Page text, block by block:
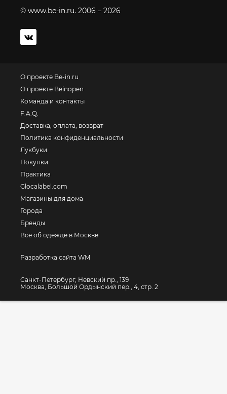
© www.be-in.ru. 2006 – 2026
О проекте Be-in.ru
О проекте Beinopen
Команда и контакты
F.A.Q.
Доставка, оплата, возврат
Политика конфиденциальности
Лукбуки
Покупки
Практика
Glocalabel.com
Магазины для дома
Города
Бренды
Все об одежде в Москве
Разработка сайта WM
Санкт-Петербург, Невский пр., 139
Москва, Большой Ордынский пер., 4, стр. 2